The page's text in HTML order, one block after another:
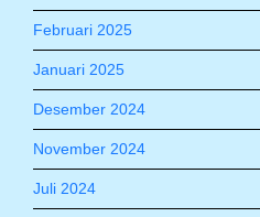
Februari 2025
Januari 2025
Desember 2024
November 2024
Juli 2024